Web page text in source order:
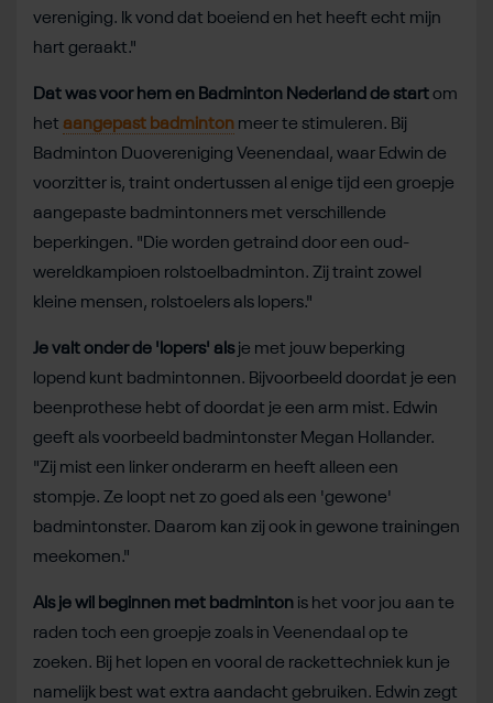
vereniging. Ik vond dat boeiend en het heeft echt mijn
hart geraakt."
Dat was voor hem en Badminton Nederland de startom
het aangepast badminton meer te stimuleren. Bij
Badminton Duovereniging Veenendaal, waar Edwin de
voorzitter is, traint ondertussen al enige tijd een groepje
aangepaste badmintonners met verschillende
beperkingen. "Die worden getraind door een oud-
wereldkampioen rolstoelbadminton. Zij traint zowel
kleine mensen, rolstoelers als lopers."
Je valt onder de 'lopers' alsje met jouw beperking
lopend kunt badmintonnen. Bijvoorbeeld doordat je een
beenprothese hebt of doordat je een arm mist. Edwin
geeft als voorbeeld badmintonster Megan Hollander.
"Zij mist een linker onderarm en heeft alleen een
stompje. Ze loopt net zo goed als een 'gewone'
badmintonster. Daarom kan zij ook in gewone trainingen
meekomen."
Als je wil beginnen met badminton is het voor jou aan te
raden toch een groepje zoals in Veenendaal op te
zoeken. Bij het lopen en vooral de rackettechniek kun je
namelijk best wat extra aandacht gebruiken. Edwin zegt